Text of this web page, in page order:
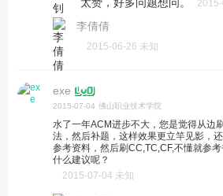
李倩倩
2015-06-26 未知
exe
2015-07-04 佛山职业技术学院
水了一年ACM进步不大，您是觉得从边
法，然后补题，这样效果更立竿见影，
参考资料，然后刷CC,TC,CF,不懂就参
什么建议呢？
2015-07-04 未知